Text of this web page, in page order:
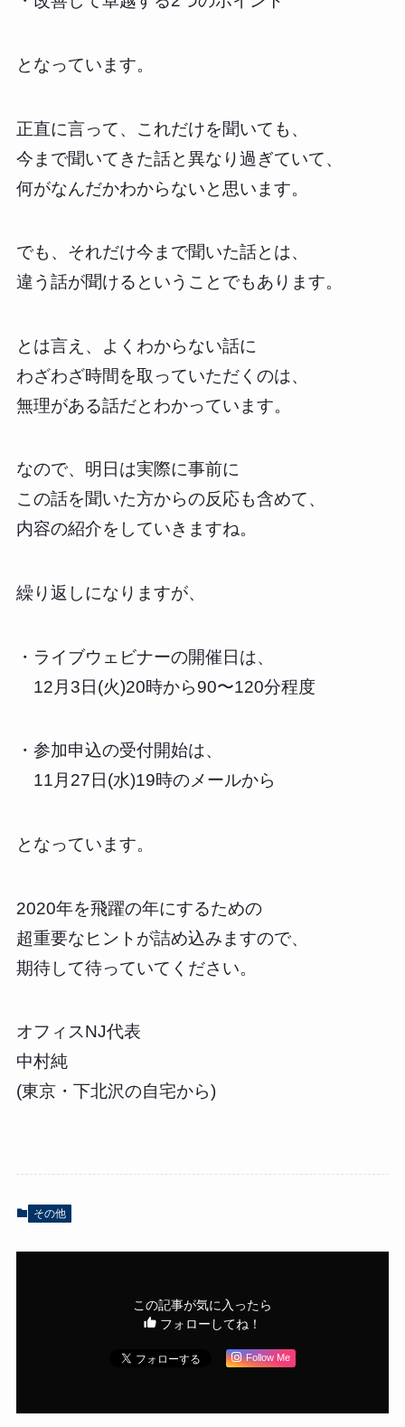
となっています。
正直に言って、これだけを聞いても、
今まで聞いてきた話と異なり過ぎていて、
何がなんだかわからないと思います。
でも、それだけ今まで聞いた話とは、
違う話が聞けるということでもあります。
とは言え、よくわからない話に
わざわざ時間を取っていただくのは、
無理がある話だとわかっています。
なので、明日は実際に事前に
この話を聞いた方からの反応も含めて、
内容の紹介をしていきますね。
繰り返しになりますが、
・ライブウェビナーの開催日は、
12月3日(火)20時から90〜120分程度
・参加申込の受付開始は、
11月27日(水)19時のメールから
となっています。
2020年を飛躍の年にするための
超重要なヒントが詰め込みますので、
期待して待っていてください。
オフィスNJ代表
中村純
(東京・下北沢の自宅から)
その他
この記事が気に入ったら
フォローしてね！
Follow Me